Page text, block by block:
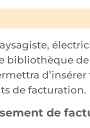
bibliothèque
de facturation.
de